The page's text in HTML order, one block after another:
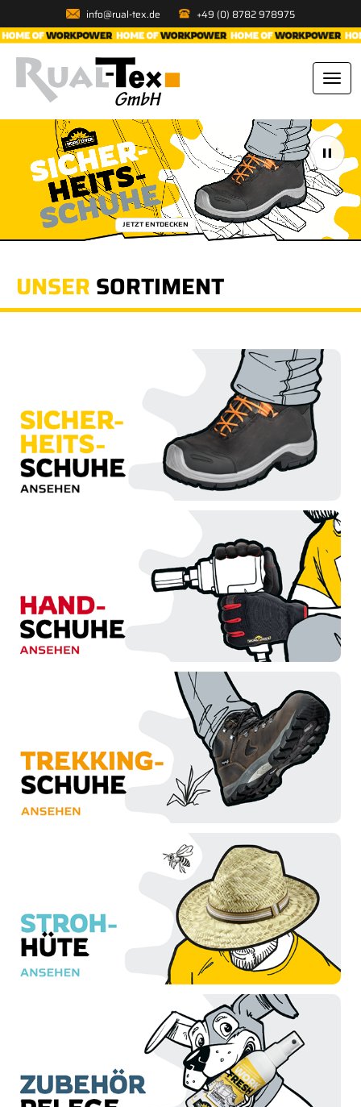
info@rual-tex.de +49 (0) 8782 978975
JETZT ENTDECKEN
UNSER SORTIMENT